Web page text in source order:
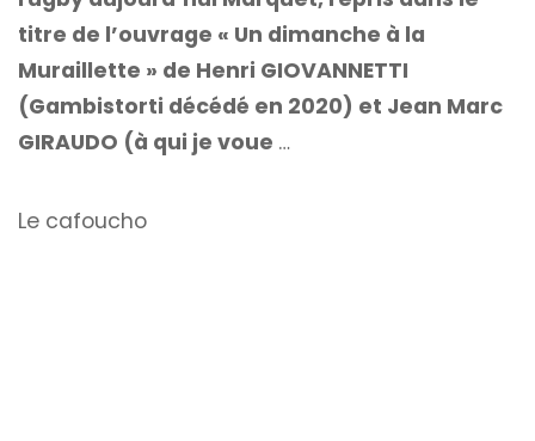
titre de l’ouvrage « Un dimanche à la
Muraillette » de Henri GIOVANNETTI
(Gambistorti décédé en 2020) et Jean Marc
GIRAUDO (à qui je voue …
Le cafoucho